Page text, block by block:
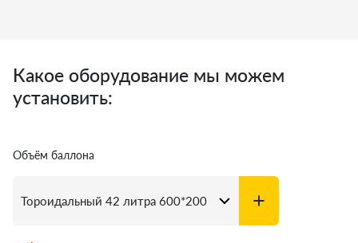
Какое оборудование мы можем
установить:
Объём баллона